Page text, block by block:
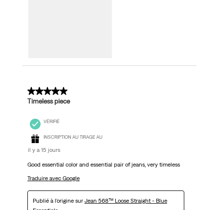
5 sur 5 étoiles.
Timeless piece
VÉRIFIÉ
INSCRIPTION AU TIRAGE AU
il y a 15 jours
Good essential color and essential pair of jeans, very timeless
Traduire avec Google
Publié à l'origine sur Jean 568™ Loose Straight - Blue